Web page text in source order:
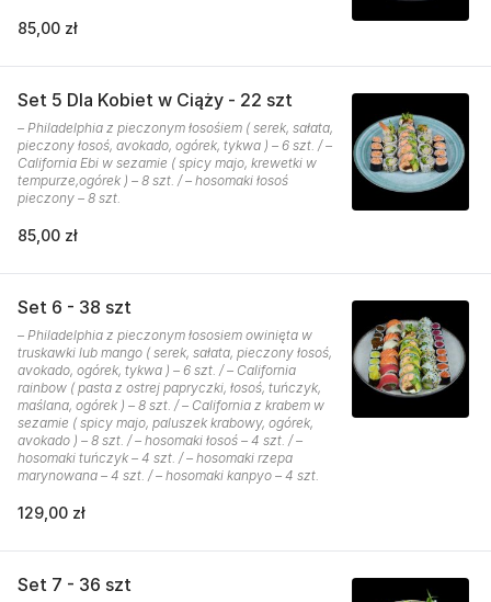
85,00 zł
Set 5 Dla Kobiet w Ciąży - 22 szt
– Philadelphia z pieczonym łosośiem ( serek, sałata,
pieczony łosoś, avokado, ogórek, tykwa ) – 6 szt. / –
California Ebi w sezamie ( spicy majo, krewetki w
tempurze,ogórek ) – 8 szt. / – hosomaki łosoś
pieczony – 8 szt.
85,00 zł
Set 6 - 38 szt
– Philadelphia z pieczonym łososiem owinięta w
truskawki lub mango ( serek, sałata, pieczony łosoś,
avokado, ogórek, tykwa ) – 6 szt. / – California
rainbow ( pasta z ostrej papryczki, łosoś, tuńczyk,
maślana, ogórek ) – 8 szt. / – California z krabem w
sezamie ( spicy majo, paluszek krabowy, ogórek,
avokado ) – 8 szt. / – hosomaki łosoś – 4 szt. / –
hosomaki tuńczyk – 4 szt. / – hosomaki rzepa
marynowana – 4 szt. / – hosomaki kanpyo – 4 szt.
129,00 zł
Set 7 - 36 szt